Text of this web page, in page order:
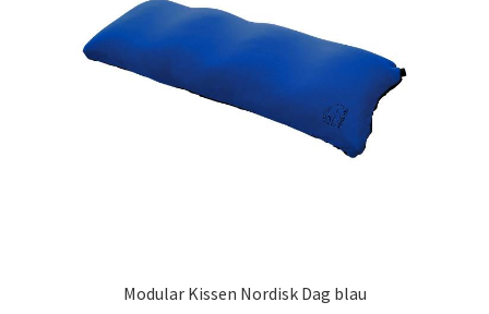
Modular Kissen Nordisk Dag blau